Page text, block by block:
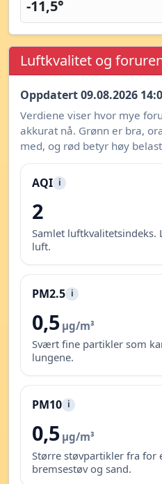
-11,5°
Luftkvalitet og
Oppdatert 09.08.2026
Verdiene viser hvor mye
akkurat nå. Grønn er bra,
med, og rød betyr høy
AQI i
2
Samlet luftkvalitetsindeks.
luft.
PM2.5 i
0,5 µg/m³
Svært fine partikler som
lungene.
PM10 i
0,5 µg/m³
Større støvpartikler fra for
bremsestøv og sand.